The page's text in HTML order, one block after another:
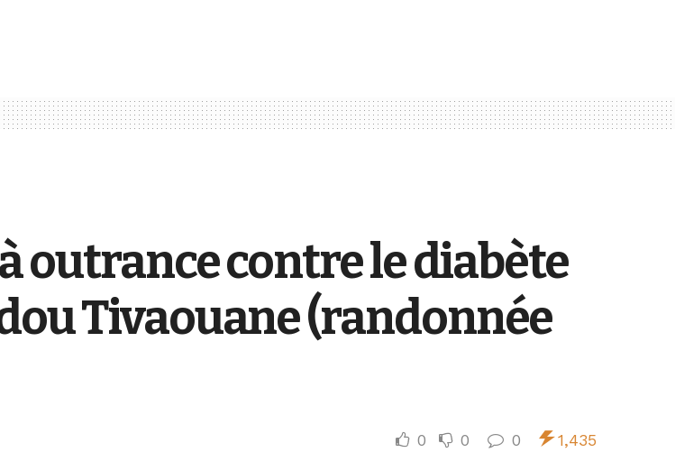
outrance contre le diabète
Tivaouane (randonnée
0 0 0 1,435